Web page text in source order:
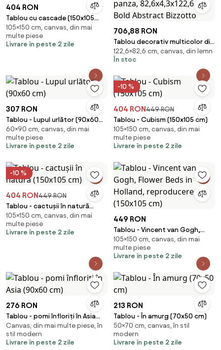
404 RON
Tablou cu cascade (150x105
cm)
105×150 cm, canvas, din mai
multe piese
Livrare în peste 2 zile
706,88 RON
Tablou decorativ multicolor din
MDF si panza, 82,6x4,3x122,6
cm, Bold Abstract Bizzotto
122,6×82,6 cm, canvas, din lemn
În stoc
307 RON
Tablou - Lupul urlător (90x60
cm)
60×90 cm, canvas, din mai
multe piese
Livrare în peste 2 zile
-10 %
404 RON449 RON
Tablou - Cubism (150x105 cm)
105×150 cm, canvas, din mai
multe piese
Livrare în peste 2 zile
-10 %
404 RON449 RON
Tablou - cactușii în natură
(150x105 cm)
105×150 cm, canvas, din mai
multe piese
Livrare în peste 2 zile
449 RON
Tablou - Vincent van Gogh,
Flower Beds in Holland,
reproducere (150x105 cm)
105×150 cm, canvas, din mai
multe piese
Livrare în peste 2 zile
276 RON
Tablou - pomi înfloriți în Asia
(90x60 cm)
Canvas, din mai multe piese, în
stil modern
Livrare în peste 2 zile
213 RON
Tablou - În amurg (70x50 cm)
50×70 cm, canvas, în stil
modern
Livrare în peste 2 zile